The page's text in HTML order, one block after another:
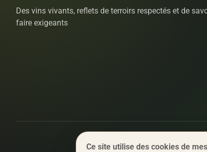
Des vins vivants, reflets de terroirs respectés et de
faire exigeants
Ce site utilise des cookies de